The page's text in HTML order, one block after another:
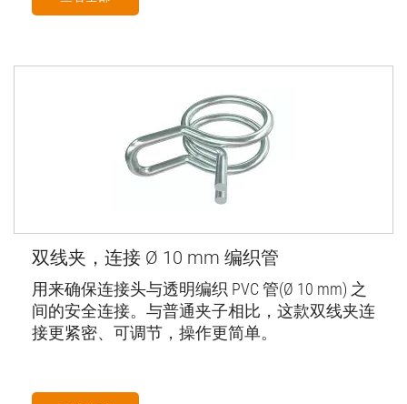
双线夹，连接 Ø 10 mm 编织管
用来确保连接头与透明编织 PVC 管(Ø 10 mm) 之
间的安全连接。与普通夹子相比，这款双线夹连
接更紧密、可调节，操作更简单。